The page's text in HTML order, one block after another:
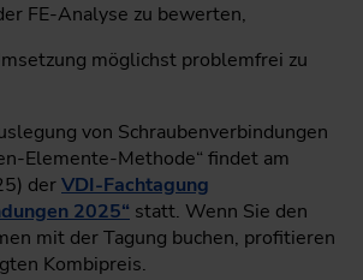
FE-Analyse zu bewerten,
möglichst problemfrei zu
von Schraubenverbindungen
Elemente-Methode“ findet am
derVDI-Fachtagung
2025“ statt. Wenn Sie den
mit der Tagung buchen, profitieren
Kombipreis.